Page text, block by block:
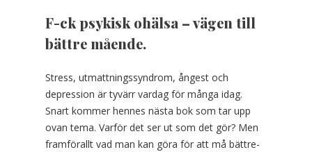
F-ck psykisk ohälsa – vägen till
bättre mående.
Stress, utmattningssyndrom, ångest och
depression är tyvärr vardag för många idag.
Snart kommer hennes nästa bok som tar upp
ovan tema. Varför det ser ut som det gör? Men
framförallt vad man kan göra för att må bättre-